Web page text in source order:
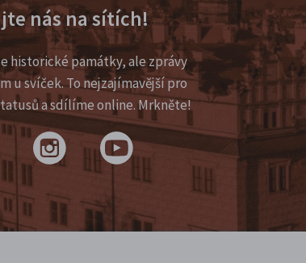
nás na sítích!
historické památky, ale zprávy
u svíček. To nejzajímavější pro
a sdílíme online. Mrkněte!